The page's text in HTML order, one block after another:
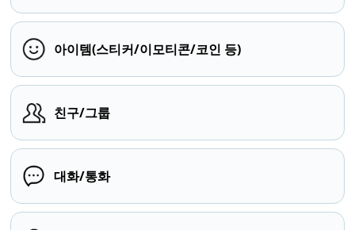
아이템(스티커/이모티콘/코인 등)
친구/그룹
대화/통화